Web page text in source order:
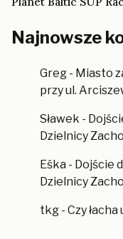
Najnowsze
Greg - Miasto
przy ul.
Sławek -
Dzielnicy
Eśka - Dojście
Dzielnicy
tkg - Czy